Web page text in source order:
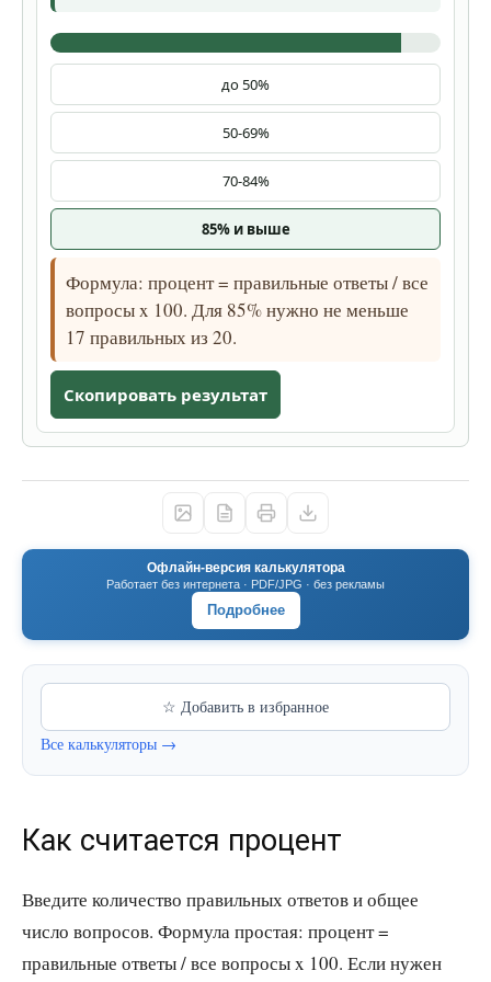
до 50%
50-69%
70-84%
85% и выше
Формула: процент = правильные ответы / все
вопросы x 100. Для 85% нужно не меньше
17 правильных из 20.
Скопировать результат
Офлайн-версия калькулятора
Работает без интернета · PDF/JPG · без рекламы
Подробнее
☆ Добавить в избранное
Все калькуляторы →
Как считается процент
Введите количество правильных ответов и общее
число вопросов. Формула простая: процент =
правильные ответы / все вопросы x 100. Если нужен